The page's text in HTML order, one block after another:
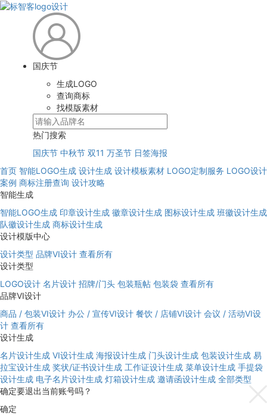
国庆节
生成LOGO
查询商标
找模版素材
热门搜索
国庆节 中秋节 双11 万圣节 日签海报
首页 智能LOGO生成 设计生成 设计模板素材 LOGO定制服务 LOGO设计
案例 商标注册查询 设计攻略
智能生成
智能LOGO生成 印章设计生成 徽章设计生成 图标设计生成 班徽设计生成
队徽设计生成 商标设计生成
设计模版中心
设计类型 品牌VI设计 查看所有
设计类型
LOGO设计 名片设计 招牌/门头 包装瓶帖 包装袋 查看所有
品牌VI设计
商品 / 包装VI设计 办公 / 宣传VI设计 餐饮 / 店铺VI设计 会议 / 活动VI设
计 查看所有
设计生成
名片设计生成 VI设计生成 海报设计生成 门头设计生成 包装设计生成 易
拉宝设计生成 奖状/证书设计生成 工作证设计生成 菜单设计生成 手提袋
设计生成 电子名片设计生成 灯箱设计生成 邀请函设计生成 全部类型
确定要退出当前账号吗？
确定